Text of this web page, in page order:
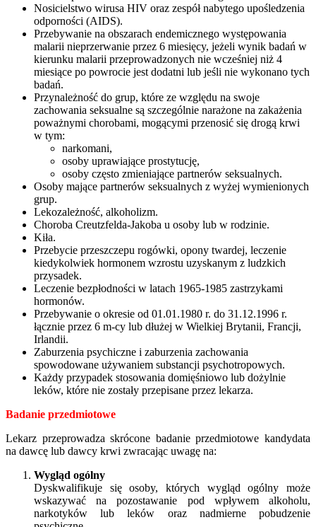
Nosicielstwo wirusa HIV oraz zespół nabytego upośledzenia
odporności (AIDS).
Przebywanie na obszarach endemicznego występowania
malarii nieprzerwanie przez 6 miesięcy, jeżeli wynik badań w
kierunku malarii przeprowadzonych nie wcześniej niż 4
miesiące po powrocie jest dodatni lub jeśli nie wykonano tych
badań.
Przynależność do grup, które ze względu na swoje
zachowania seksualne są szczególnie narażone na zakażenia
poważnymi chorobami, mogącymi przenosić się drogą krwi
w tym:
narkomani,
osoby uprawiające prostytucję,
osoby często zmieniające partnerów seksualnych.
Osoby mające partnerów seksualnych z wyżej wymienionych
grup.
Lekozależność, alkoholizm.
Choroba Creutzfelda-Jakoba u osoby lub w rodzinie.
Kiła.
Przebycie przeszczepu rogówki, opony twardej, leczenie
kiedykolwiek hormonem wzrostu uzyskanym z ludzkich
przysadek.
Leczenie bezpłodności w latach 1965-1985 zastrzykami
hormonów.
Przebywanie o okresie od 01.01.1980 r. do 31.12.1996 r.
łącznie przez 6 m-cy lub dłużej w Wielkiej Brytanii, Francji,
Irlandii.
Zaburzenia psychiczne i zaburzenia zachowania
spowodowane używaniem substancji psychotropowych.
Każdy przypadek stosowania domięśniowo lub dożylnie
leków, które nie zostały przepisane przez lekarza.
Badanie przedmiotowe
Lekarz przeprowadza skrócone badanie przedmiotowe kandydata
na dawcę lub dawcy krwi zwracając uwagę na:
Wygląd ogólny
Dyskwalifikuje się osoby, których wygląd ogólny może
wskazywać na pozostawanie pod wpływem alkoholu,
narkotyków lub leków oraz nadmierne pobudzenie